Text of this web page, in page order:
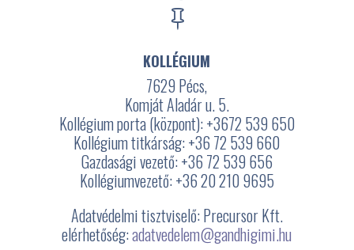

KOLLÉGIUM
7629 Pécs,
Komját Aladár u. 5.
Kollégium porta (központ): +3672 539 650
Kollégium titkárság: +36 72 539 660
Gazdasági vezető: +36 72 539 656
Kollégiumvezető: +36 20 210 9695
Adatvédelmi tisztviselő: Precursor Kft.
elérhetőség:adatvedelem@gandhigimi.hu